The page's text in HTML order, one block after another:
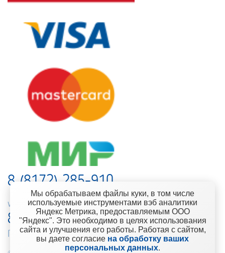
8 (8172) 285-910
web-support@kontinent.ru
8 900 501-25-53
Горячая линия интернет-магазина
Мы обрабатываем файлы куки, в том числе
используемые инструментами вэб аналитики
Яндекс Метрика, предоставляемым ООО
"Яндекс". Это необходимо в целях использования
сайта и улучшения его работы. Работая с сайтом,
вы даете согласие на обработку ваших
персональных данных.